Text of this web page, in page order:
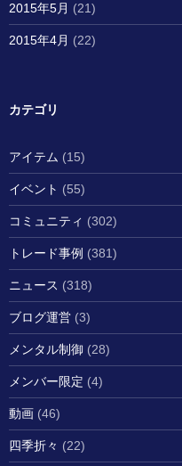
2015年5月 (21)
2015年4月 (22)
カテゴリ
アイテム (15)
イベント (55)
コミュニティ (302)
トレード事例 (381)
ニュース (318)
ブログ運営 (3)
メンタル制御 (28)
メンバー限定 (4)
動画 (46)
四季折々 (22)